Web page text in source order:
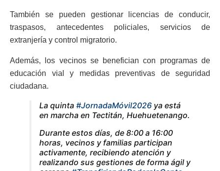
También se pueden gestionar licencias de conducir,
traspasos, antecedentes policiales, servicios de
extranjería y control migratorio.
Además, los vecinos se benefician con programas de
educación vial y medidas preventivas de seguridad
ciudadana.
La quinta #JornadaMóvil2026 ya está
en marcha en Tectitán, Huehuetenango.
Durante estos días, de 8:00 a 16:00
horas, vecinos y familias participan
activamente, recibiendo atención y
realizando sus gestiones de forma ágil y